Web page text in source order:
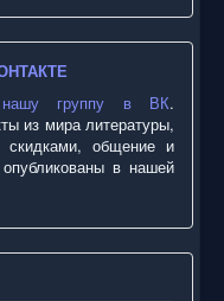
нашу группу в ВК.
из мира литературы,
скидками, общение и
в нашей